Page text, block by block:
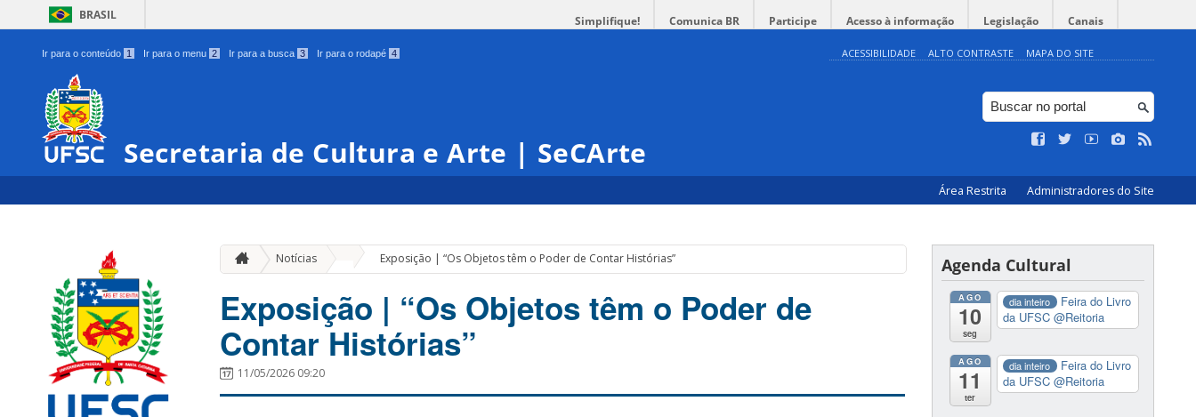
BRASIL Simplifique! Comunica BR Participe Acesso à informação Legislação Canais
Ir para o conteúdo 1 Ir para o menu 2 Ir para a busca 3 Ir para o rodapé 4 ACESSIBILIDADE ALTO CONTRASTE MAPA DO SITE
Secretaria de Cultura e Arte | SeCArte
Área Restrita Administradores do Site
Notícias Exposição | “Os Objetos têm o Poder de Contar Histórias”
Exposição | “Os Objetos têm o Poder de
Contar Histórias”
11/05/2026 09:20
Agenda Cultural
AGO
10
seg
dia inteiro
Feira do Livro
da UFSC @Reitoria
AGO
11
ter
dia inteiro
Feira do Livro
da UFSC @Reitoria